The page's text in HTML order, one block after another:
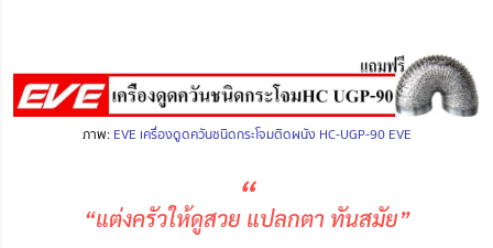
ภาพ: EVE เครื่องดูดควันชนิดกระโจมติดผนัง HC-UGP-90 EVE
“
“แต่งครัวให้ดูสวย แปลกตา ทันสมัย”